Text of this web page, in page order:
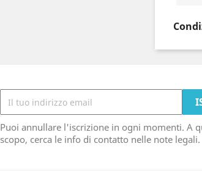
Puoi annullare l'iscrizione in ogni momenti. A
scopo, cerca le info di contatto nelle note legali.